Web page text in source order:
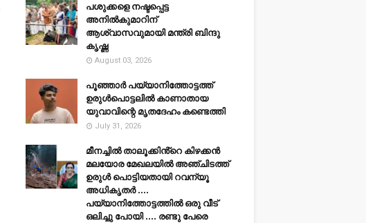
പശുക്കളെ നഷ്ടപ്പെട്ട
അനിൽകുമാറിന്
ആശ്വാസവുമായി മന്ത്രി ബിന്ദു
കൃഷ്ണ
August 03, 2026
പൂഞ്ഞാര്‍ പയ്യാനിത്തോട്ടത്ത്
ഉരുള്‍പൊട്ടലില്‍ കാണാതായ
യുവാവിന്റെ മൃതദേഹം കണ്ടെത്തി
July 31, 2026
മീനച്ചിൽ താലൂക്കിൻ്റെ കിഴക്കൻ
മലയോര മേഖലയിൽ അഞ്ചിടത്ത്
ഉരുൾ പൊട്ടിയതായി റവന്യൂ
അധികൃതർ ....
പയ്യാനിത്തോട്ടത്തിൽ ഒരു വീട്
ഒലിച്ചു പോയി .... രണ്ടു പേരെ